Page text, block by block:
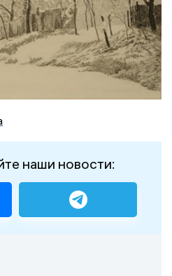
наши новости: